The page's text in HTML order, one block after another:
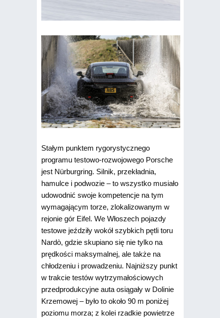
Stałym punktem rygorystycznego
programu testowo-rozwojowego Porsche
jest Nürburgring. Silnik, przekładnia,
hamulce i podwozie – to wszystko musiało
udowodnić swoje kompetencje na tym
wymagającym torze, zlokalizowanym w
rejonie gór Eifel. We Włoszech pojazdy
testowe jeździły wokół szybkich pętli toru
Nardò, gdzie skupiano się nie tylko na
prędkości maksymalnej, ale także na
chłodzeniu i prowadzeniu. Najniższy punkt
w trakcie testów wytrzymałościowych
przedprodukcyjne auta osiągały w Dolinie
Krzemowej – było to około 90 m poniżej
poziomu morza; z kolei rzadkie powietrze